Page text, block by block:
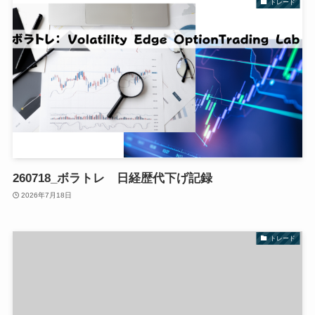
トレード
260718_ボラトレ 日経歴代下げ記録
2026年7月18日
トレード